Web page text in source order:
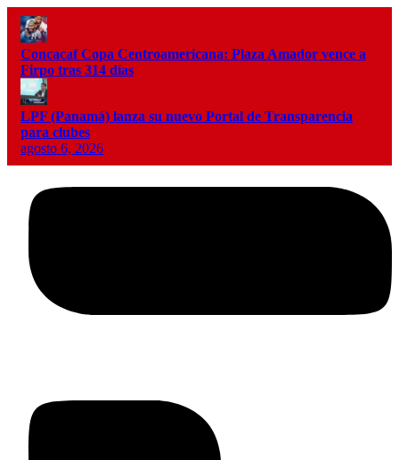
Concacaf Copa Centroamericana: Plaza Amador vence a
Firpo tras 314 días
LPF (Panamá) lanza su nuevo Portal de Transparencia
para clubes
agosto 6, 2026